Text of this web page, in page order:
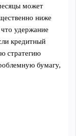
может
ниже
удержание
кредитный
стратегию
бумагу,